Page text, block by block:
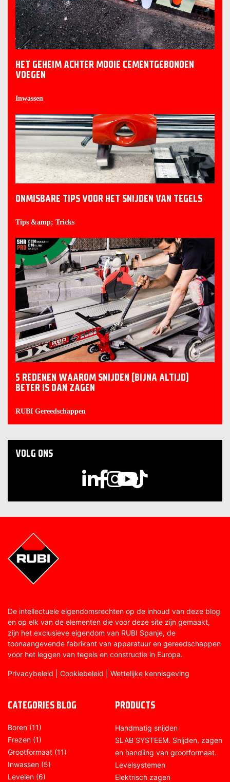
HET GEHEIM ACHTER MOOIE CEMENTGEBONDEN
VOEGEN
Inwassen
ONMISBARE TIPS VOOR HET SNIJDEN VAN TEGELS
Tips &amp; Tricks
5 REDENEN WAAROM SNIJDEN (BIJNA ALTIJD)
BETER IS DAN ZAGEN
RUBI Gereedschappen
VOLG ONS
De intellectuele eigendomsrechten op de inhoud van deze blog
en op elk van de elementen die voor deze site zijn gemaakt,
zijn het exclusieve eigendom van RUBI Spanje, de
toonaangevende fabrikant van apparatuur en gereedschappen
voor het leggen van tegels en constructie in Europa.
Privacybeleid Cookiebeleid Wettelijke kennisgeving
CATEGORIES BLOG
Boren (11)
Frezen (1)
Grootformaat (11)
Inwassen (5)
Levelen (6)
PRODUCTS
Handmatig snijden
SLAB SYSTEEM. Snijden, zagen
en handling van grootformaat.
Levelsystemen
Elektrisch zagen